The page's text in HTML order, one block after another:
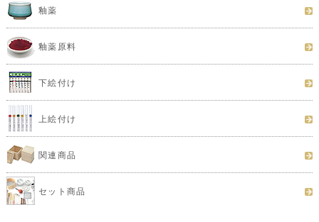
釉薬
釉薬原料
下絵付け
上絵付け
関連商品
セット商品